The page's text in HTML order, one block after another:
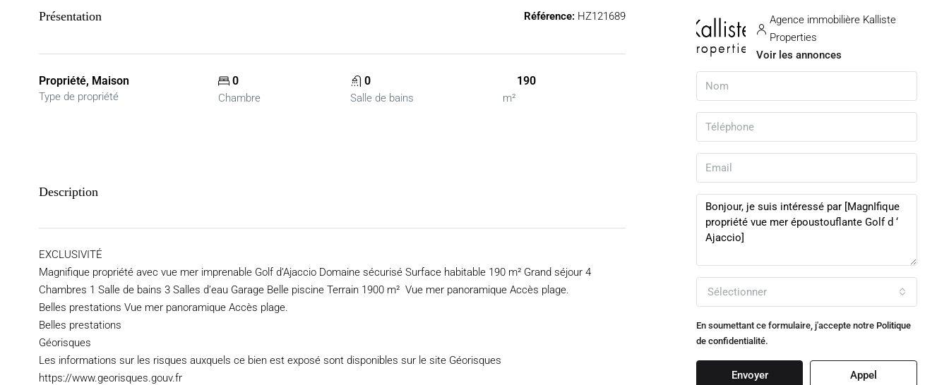
Présentation Référence: HZ121689
Propriété, Maison
Type de propriété
0
Chambre
0
Salle de bains
190
m²
Description
EXCLUSIVITÉ
Magnifique propriété avec vue mer imprenable Golf d’Ajaccio Domaine sécurisé Surface habitable 190 m² Grand séjour 4
Chambres 1 Salle de bains 3 Salles d’eau Garage Belle piscine Terrain 1900 m² Vue mer panoramique Accès plage.
Belles prestations Vue mer panoramique Accès plage.
Belles prestations
Géorisques
Les informations sur les risques auxquels ce bien est exposé sont disponibles sur le site Géorisques
https://www.georisques.gouv.fr
Agence immobilière Kalliste
Properties
Voir les annonces
Sélectionner
En soumettant ce formulaire, j'accepte notre Politique
de confidentialité.
Envoyer Appel